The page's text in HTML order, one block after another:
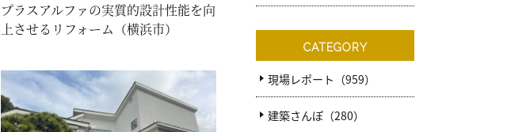
プラスアルファの実質的設計性能を向
上させるリフォーム（横浜市）
CATEGORY
現場レポート（959）
建築さんぽ（280）